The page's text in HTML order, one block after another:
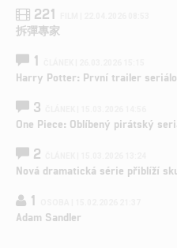
221
拆彈專家
1
Harry Potter: První trailer
3
One Piece: Oblíbený pirátský
2
Nová dramatická série přiblíží
1
Adam Sandler